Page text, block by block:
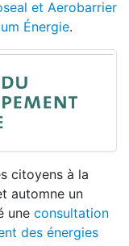
et Aerobarrier
Énergie.
citoyens à la
automne un
une consultation
des énergies